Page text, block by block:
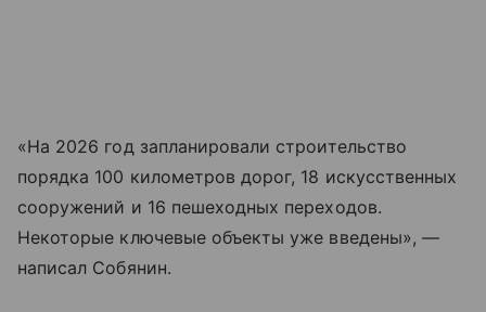
«На 2026 год запланировали строительство
порядка 100 километров дорог, 18 искусственных
сооружений и 16 пешеходных переходов.
Некоторые ключевые объекты уже введены», —
написал Собянин.